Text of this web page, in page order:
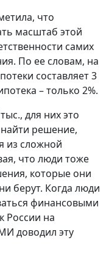
что
масштаб этой
самих
По ее словам, на
составляет 3
– только 2%.
для них это
решение,
из сложной
что люди тоже
которые они
берут. Когда люди
финансовыми
России на
доводил эту